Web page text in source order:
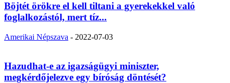
Böjtét örökre el kell tiltani a gyerekekkel való
foglalkozástól, mert tíz...
Amerikai Népszava - 2022-07-03
Hazudhat-e az igazságügyi miniszter,
megkérdőjelezve egy bíróság döntését?